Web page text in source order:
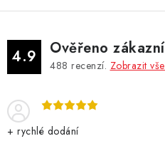
4.9 Ověřeno
488 recenzí. Zobrazit
+ rychlé dodání